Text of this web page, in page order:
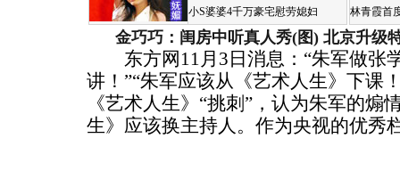
小S婆婆4千万豪宅慰劳媳妇 林青霞首
金巧巧：闺房中听真人秀(图) 北京升级
东方网11月3日消息：“朱军做张
讲！”“朱军应该从《艺术人生》下课
《艺术人生》“挑刺”，认为朱军的煽
生》应该换主持人。作为央视的优秀